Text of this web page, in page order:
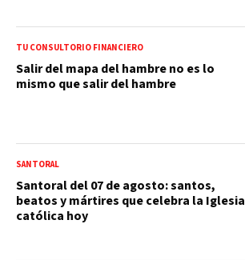
TU CONSULTORIO FINANCIERO
Salir del mapa del hambre no es lo
mismo que salir del hambre
SANTORAL
Santoral del 07 de agosto: santos,
beatos y mártires que celebra la Iglesia
católica hoy